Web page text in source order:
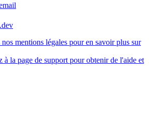
mentions légales pour en savoir plus sur
à la page de support pour obtenir de l'aide et